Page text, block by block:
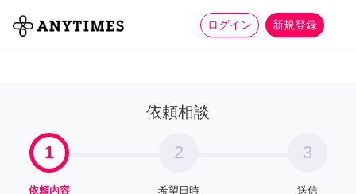
ログイン 新規登録
全て 家事 more_horiz
依頼相談
1
依頼内容
2
希望日時
3
送信